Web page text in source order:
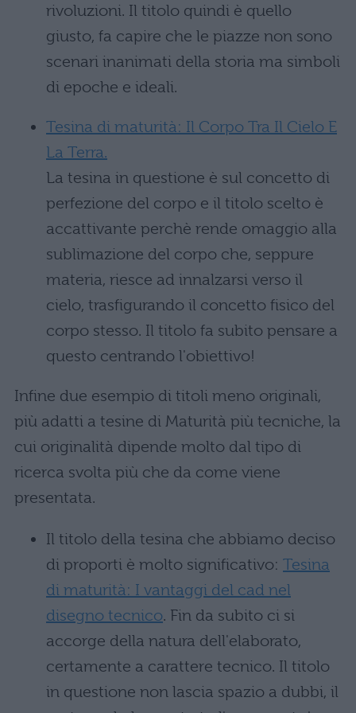
rivoluzioni. Il titolo quindi è quello
giusto, fa capire che le piazze non sono
scenari inanimati della storia ma simboli
di epoche e ideali.
Tesina di maturità: Il Corpo Tra Il Cielo E
La Terra.
La tesina in questione è sul concetto di
perfezione del corpo e il titolo scelto è
accattivante perchè rende omaggio alla
sublimazione del corpo che, seppure
materia, riesce ad innalzarsi verso il
cielo, trasfigurando il concetto fisico del
corpo stesso. Il titolo fa subito pensare a
questo centrando l'obiettivo!
Infine due esempio di titoli meno originali,
più adatti a tesine di Maturità più tecniche, la
cui originalità dipende molto dal tipo di
ricerca svolta più che da come viene
presentata.
Il titolo della tesina che abbiamo deciso
di proporti è molto significativo: Tesina
di maturità: I vantaggi del cad nel
disegno tecnico. Fin da subito ci si
accorge della natura dell'elaborato,
certamente a carattere tecnico. Il titolo
in questione non lascia spazio a dubbi, il